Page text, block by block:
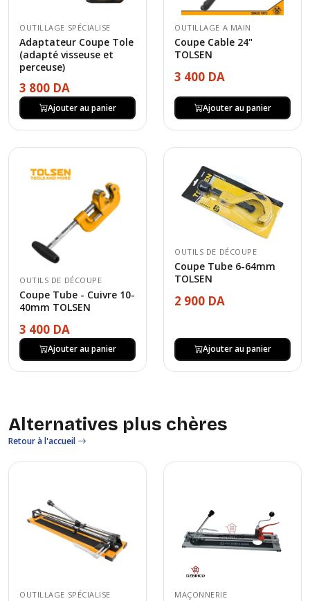
OUTILLAGE SPÉCIALISE
Adaptateur Coupe Tole
(adapté visseuse et
perceuse)
3 800 DA
Ajouter au panier
OUTILLAGE A MAIN
Coupe Cable 24"
TOLSEN
3 400 DA
Ajouter au panier
OUTILS DE DÉCOUPE
Coupe Tube - Cuivre 10-
40mm TOLSEN
3 400 DA
Ajouter au panier
OUTILS DE DÉCOUPE
Coupe Tube 6-64mm
TOLSEN
2 900 DA
Ajouter au panier
Alternatives plus chères
Retour à l'accueil
OUTILLAGE SPÉCIALISE MAÇONNERIE